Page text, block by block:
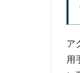
ア
用